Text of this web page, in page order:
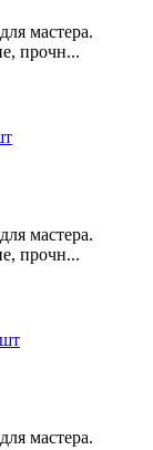
мастера.
прочн...
мастера.
прочн...
мастера.